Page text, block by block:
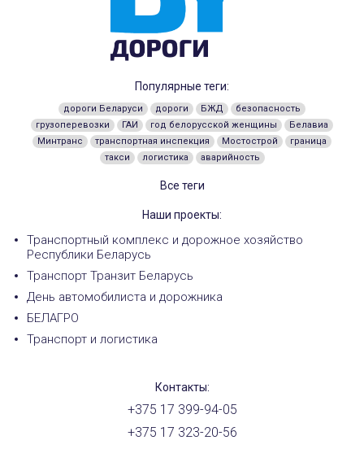
Популярные теги:
дороги Беларуси дороги БЖД
безопасность
грузоперевозки
ГАИ год белорусской женщины
Белавиа
Минтранс
транспортная инспекция Мостострой
граница
такси
логистика аварийность
Все теги
Наши проекты:
Транспортный комплекс и дорожное хозяйство
Республики Беларусь
Транспорт Транзит Беларусь
День автомобилиста и дорожника
БЕЛАГРО
Транспорт и логистика
Контакты:
+375 17 399-94-05
+375 17 323-20-56